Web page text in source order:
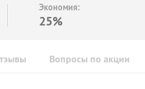
Экономия:
25%
Вопросы по акции